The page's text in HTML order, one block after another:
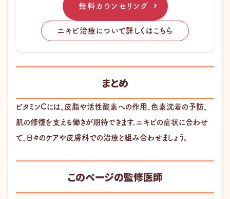
無料カウンセリング
ニキビ治療について詳しくはこちら
まとめ
ビタミンCには、皮脂や活性酸素への作用、色素沈着の予防、
肌の修復を支える働きが期待できます。ニキビの症状に合わせ
て、日々のケアや皮膚科での治療と組み合わせましょう。
このページの監修医師